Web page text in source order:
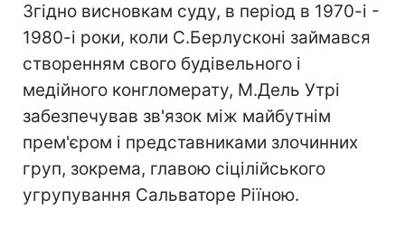
Згідно висновкам суду, в період в 1970-і -
1980-і роки, коли С.Берлусконі займався
створенням свого будівельного і
медійного конгломерату, М.Дель Утрі
забезпечував зв'язок між майбутнім
прем'єром і представниками злочинних
груп, зокрема, главою сіцілійського
угрупування Сальваторе Ріїною.